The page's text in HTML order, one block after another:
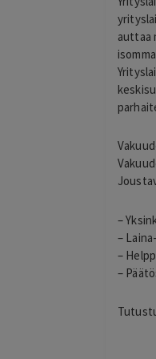
auttaa
–
–
–
–